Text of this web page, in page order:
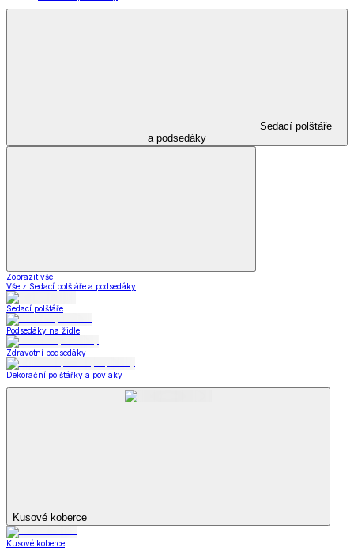
Sedací polštáře
a podsedáky
Zobrazit vše
Vše z Sedací polštáře a podsedáky
Sedací polštáře
Podsedáky na židle
Zdravotní podsedáky
Dekorační polštářky a povlaky
Kusové koberce
Kusové koberce